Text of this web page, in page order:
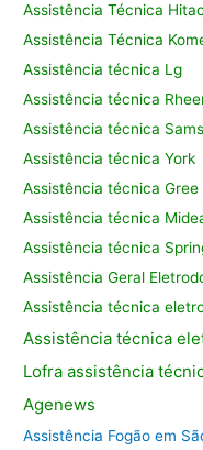
Assistência Técnica
Assistência Técnica
Assistência técnica Lg
Assistência técnica
Assistência técnica
Assistência técnica York
Assistência técnica Gree
Assistência técnica
Assistência técnica
Assistência Geral
Assistência técnica
Assistência técnica
Lofra assistência
Agenews
Assistência Fogão em